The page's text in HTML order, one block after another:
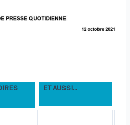
ET AUSSI…